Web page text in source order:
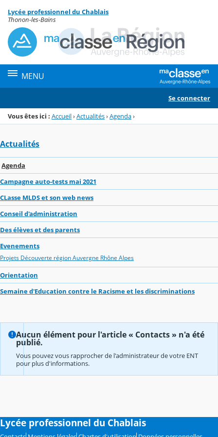
Menu de la rubrique
Contenu
Lycée professionnel du Chablais
Thonon-les-Bains
MENU
Se connecter
Vous êtes ici : Accueil›Actualités›Agenda›
Actualités
Agenda
Campagne auto-tests mai 2021
CLasse MLDS et son web news
Conseil d'administration
Des élèves et des parents
Evenements
Projets Découverte région Auvergne Rhône Alpes
Orientation
Semaine d'Education contre le Racisme et les discriminations
Aucun élément pour l'article « Contacts » n'a été
publié.
Vous pouvez vous rapprocher de l'administrateur de votre ENT
pour plus d'informations.
Lycée professionnel du Chablais